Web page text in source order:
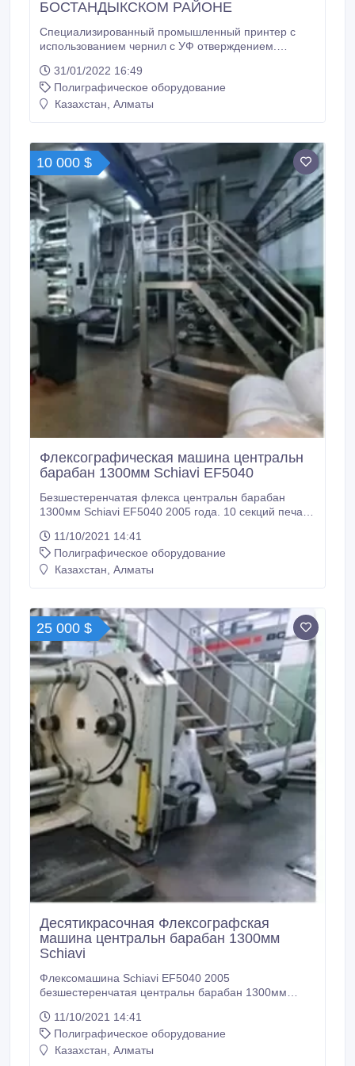
БОСТАНДЫКСКОМ РАЙОНЕ
Специализированный промышленный принтер с
использованием чернил с УФ отверждением.
зарекомендовала себя во многих производственных
отраслях, таких как производство сувениров, печать
на мебельных фасадах, выпуск качественной
31/01/2022 16:49
Полиграфическое оборудование
Казахстан, Алматы
10 000 $
Флексографическая машина центральн
барабан 1300мм Schiavi EF5040
Безшестеренчатая флекса центральн барабан
1300мм Schiavi EF5040 2005 года. 10 секций печати
повтор 350- 1020mm. Размотчик Автоматический с
ножом обрезки max диаметр рулона 1000мм.
Намотчик Автоматический с ножом обрезки max
автоматической регистрацией и контролем
качества.
11/10/2021 14:41
Полиграфическое оборудование
Казахстан, Алматы
25 000 $
Десятикрасочная Флексографская
машина центральн барабан 1300мм
Schiavi
Флексомашина Schiavi EF5040 2005
безшестеренчатая центральн барабан 1300мм
ирина печати 1270мм повтор 350- 1020mm.
Размотчик Автоматический с ножом обрезки max
диаметр рулона 1000мм. Намотчик Автоматический
11/10/2021 14:41
Полиграфическое оборудование
Казахстан, Алматы